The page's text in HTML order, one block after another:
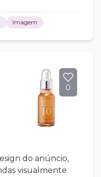
Imagem
0
do anúncio,
visualmente